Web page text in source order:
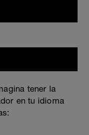
tener la
en tu idioma